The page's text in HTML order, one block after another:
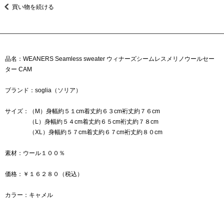
買い物を続ける
品名：WEANERS Seamless sweater ウィナーズシームレスメリノウールセー
ター CAM
ブランド：soglia（ソリア）
サイズ：（M）身幅約５１cm着丈約６３cm裄丈約７６cm
（L）身幅約５４cm着丈約６５cm裄丈約７８cm
（XL）身幅約５７cm着丈約６７cm裄丈約８０cm
素材：ウール１００％
価格：￥１６２８０（税込）
カラー：キャメル